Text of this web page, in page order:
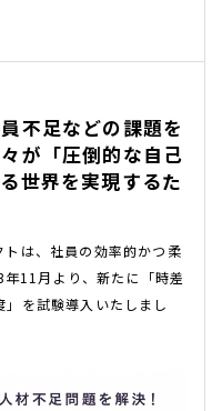
不足などの課題を
が「圧倒的な自己
世界を実現するた
は、社員の効率的かつ柔
11月より、新たに「時差
を試験導入いたしまし